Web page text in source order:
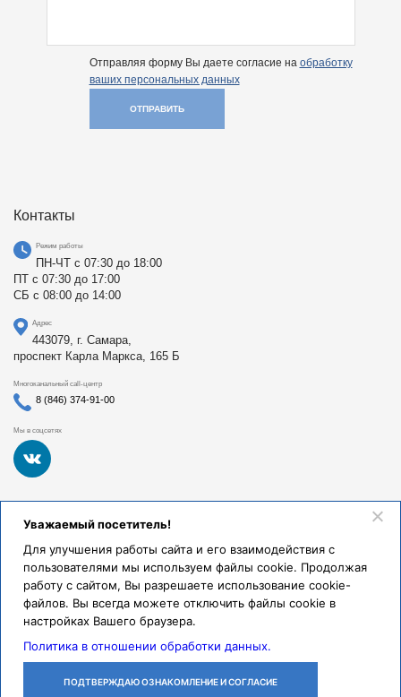
Отправляя форму Вы даете согласие на обработку
ваших персональных данных
ОТПРАВИТЬ
Контакты
Режим работы
ПН-ЧТ с 07:30 до 18:00
ПТ с 07:30 до 17:00
СБ с 08:00 до 14:00
Адрес
443079, г. Самара,
проспект Карла Маркса, 165 Б
Многоканальный call-центр
8 (846) 374-91-00
Мы в соцсетях
Федеральное государственное бюджетное образовательное
учреждение высшего образования «Самарский
здравоохранения Российской Федерации». Клиники СамГМУ
были основаны в 1930 году.
Реквизиты и правовая информация
Политика обработки персональных данных
© Клиники СамГМУ, 2026.
Уважаемый посетитель!
Для улучшения работы сайта и его взаимодействия с
пользователями мы используем файлы cookie. Продолжая
работу с сайтом, Вы разрешаете использование cookie-
файлов. Вы всегда можете отключить файлы cookie в
настройках Вашего браузера.
Политика в отношении обработки данных.
ПОДТВЕРЖДАЮ ОЗНАКОМЛЕНИЕ И СОГЛАСИЕ